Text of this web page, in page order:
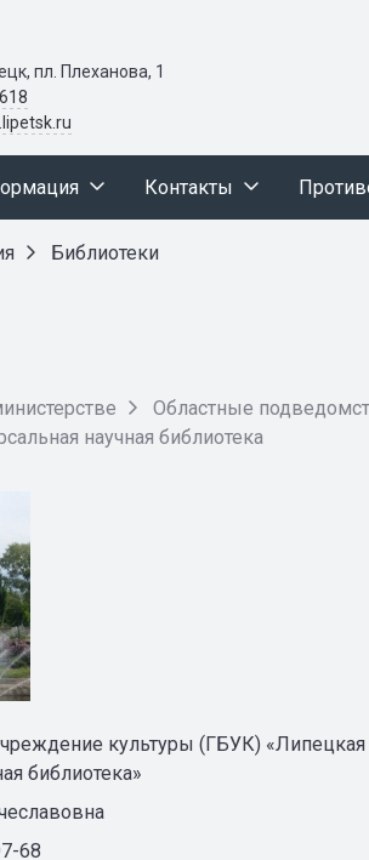
пл. Плеханова, 1
Контакты
Библиотеки
Областные
научная библиотека
культуры (ГБУК) «Липецкая
библиотека»
68